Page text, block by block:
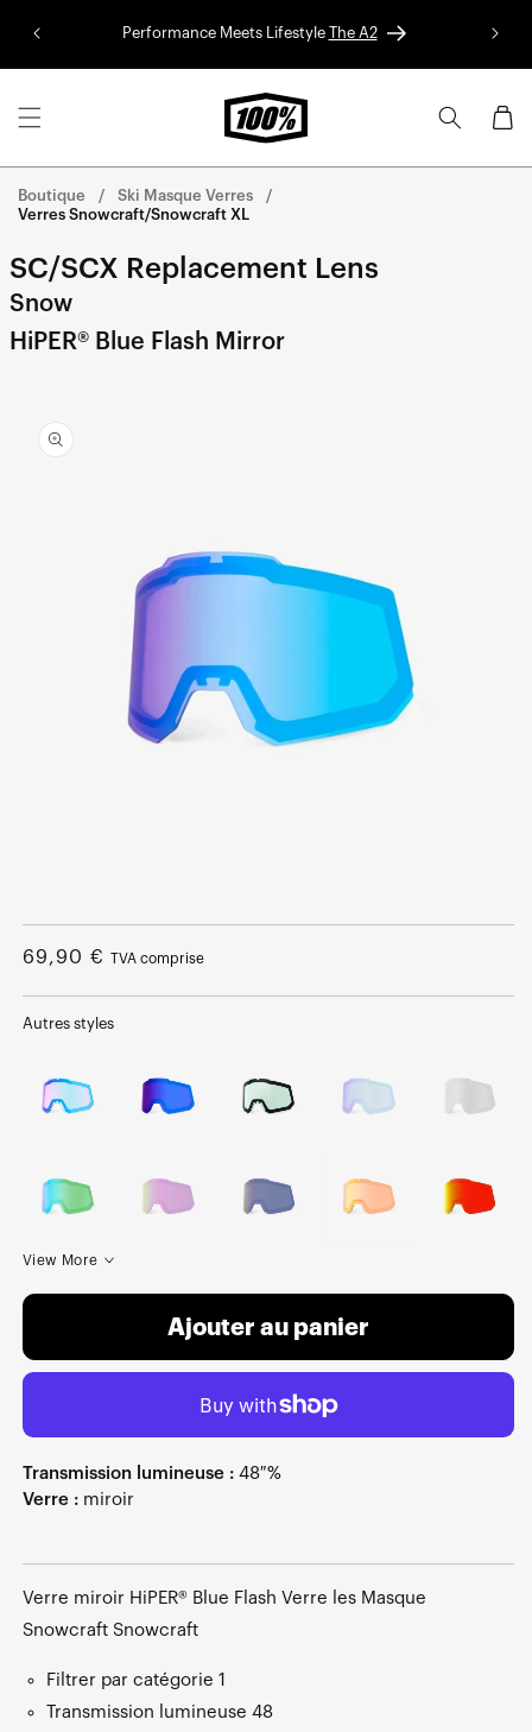
contenu
Performance Meets Lifestyle The A2
Panier
Boutique
Ski Masque Verres
Verres Snowcraft/Snowcraft XL
SC/SCX Replacement Lens
Snow
HiPER® Blue Flash Mirror
informations
sur le
le
média
1
une
fenêtre
modale
Prix
69,90 € TVA comprise
Autres styles
View More
Ajouter au panier
Transmission lumineuse : 48 %
Verre : miroir
Verre miroir HiPER® Blue Flash Verre les Masque
Snowcraft Snowcraft
Filtrer par catégorie 1
Transmission lumineuse 48